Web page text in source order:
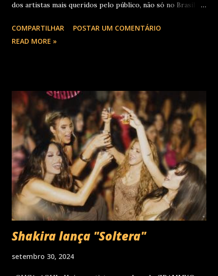
dos artistas mais queridos pelo público, não só no Brasil
lançados em seu país tem sua carreira pautada em
lançamentos simultâneos em português e espanhol desde a
feira), quando Roberto Carlos se apresentará em Curitiba
– PR , na Teatro Positivo (Rua Prof. Pedro Viriato Parigot
de Souza, 5300 - Campo Comprido, Curitiba - PR). Abertura
das vendas on-line e físicas no dia 04 de setembro ao meio
dia. A produção e realização são da Cult! Produções, RW7
Production& Entertainment e RC Produções. Roberto
Carlos começou o ano de 2025 se apresentando n...
COMPARTILHAR
POSTAR UM COMENTÁRIO
READ MORE »
Shakira lança "Soltera"
setembro 30, 2024